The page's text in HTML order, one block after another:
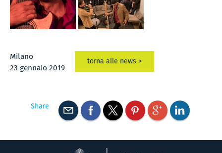
Milano
23 gennaio 2019
torna alle news >
Share